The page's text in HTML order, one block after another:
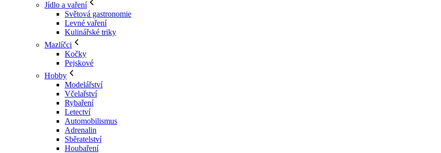
Jídlo a vaření
Světová gastronomie
Levné vaření
Kulinářské triky
Mazlíčci
Kočky
Pejskové
Hobby
Modelářství
Včelařství
Rybaření
Letectví
Automobilismus
Adrenalin
Sběratelství
Houbaření